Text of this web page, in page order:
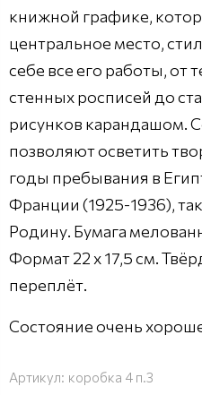
книжной графике,
центральное место,
себе все его работы, от
стенных росписей до
рисунков карандашом.
позволяют осветить
годы пребывания в
Франции (1925-1936),
Родину. Бумага
Формат 22 х 17,5 см.
переплёт.
Состояние очень
Артикул: коробка 4 п.3